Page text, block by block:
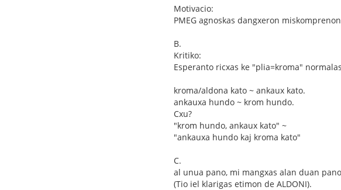
Motivacio:
PMEG agnoskas dangxeron
B.
Kritiko:
Esperanto ricxas ke "plia=kroma"
kroma/aldona kato ~ ankaux kato.
ankauxa hundo ~ krom hundo.
Cxu?
"krom hundo, ankaux kato" ~
"ankauxa hundo kaj kroma kato"
C.
al unua pano, mi mangxas alan duan
(Tio iel klarigas etimon de ALDONI).